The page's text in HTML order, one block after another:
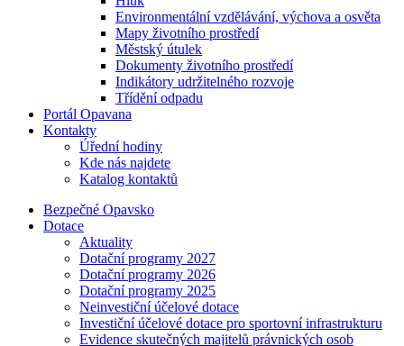
Environmentální vzdělávání, výchova a osvěta
Mapy životního prostředí
Městský útulek
Dokumenty životního prostředí
Indikátory udržitelného rozvoje
Třídění odpadu
Portál Opavana
Kontakty
Úřední hodiny
Kde nás najdete
Katalog kontaktů
Bezpečné Opavsko
Dotace
Aktuality
Dotační programy 2027
Dotační programy 2026
Dotační programy 2025
Neinvestiční účelové dotace
Investiční účelové dotace pro sportovní infrastrukturu
Evidence skutečných majitelů právnických osob